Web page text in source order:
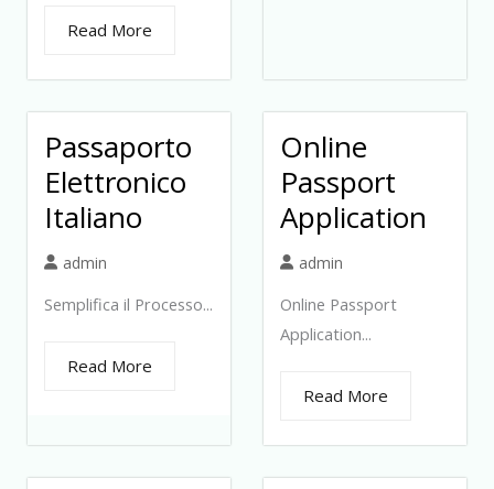
Read More
Passaporto
Elettronico
Italiano
admin
Semplifica il Processo...
Read More
Online
Passport
Application
admin
Online Passport
Application...
Read More